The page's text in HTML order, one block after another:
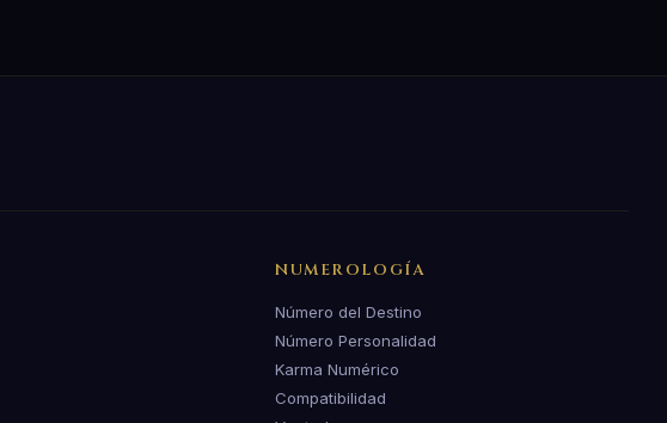
NUMEROLOGÍA
Número del Destino
Número Personalidad
Karma Numérico
Compatibilidad